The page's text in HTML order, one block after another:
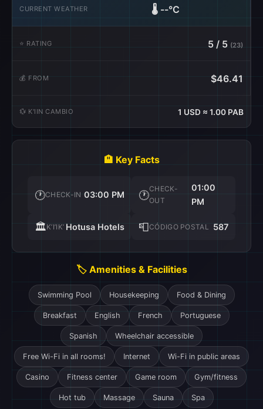
CURRENT WEATHER 🌡️ --°C
⭐ RATING 5 / 5 (23)
💰 FROM $46.41
💱 K'IIN CAMBIO 1 USD ≈ 1.00 PAB
🏨 Key Facts
🕐CHECK-IN 03:00 PM 🕐CHECK-
OUT
01:00
PM
🏛️K’I’IK’ Hotusa Hotels 📮CÓDIGO POSTAL 587
🏷️ Amenities & Facilities
Swimming Pool Housekeeping Food & Dining
Breakfast English French Portuguese
Spanish Wheelchair accessible
Free Wi-Fi in all rooms! Internet Wi-Fi in public areas
Casino Fitness center Game room Gym/fitness
Hot tub Massage Sauna Spa